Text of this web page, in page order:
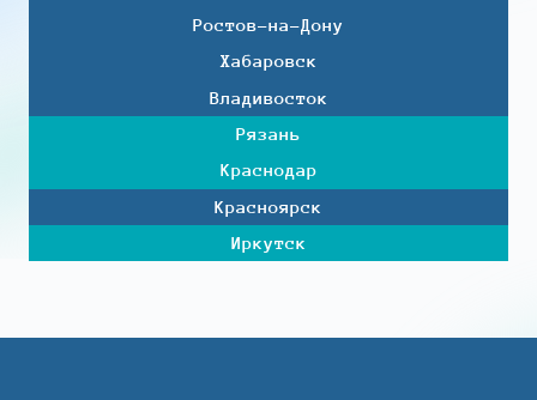
Ростов-на-Дону
Хабаровск
Владивосток
Рязань
Краснодар
Красноярск
Иркутск